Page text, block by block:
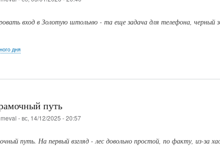
вход в Золотую штольню - та еще задача для телефона, черный
дня
путь
meval -вс, 14/12/2025 - 20:57
путь. На первый взгляд - лес довольно простой, по факту, из-за